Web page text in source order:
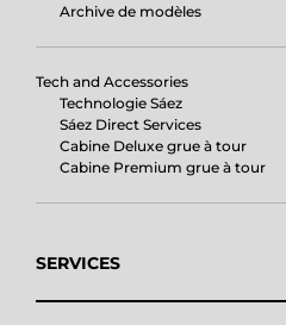
Archive de modèles
Tech and Accessories
Technologie Sáez
Sáez Direct Services
Cabine Deluxe grue à tour
Cabine Premium grue à tour
SERVICES